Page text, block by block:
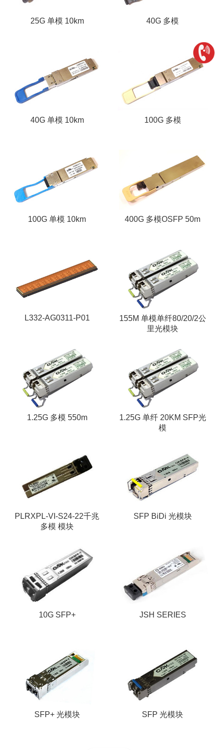
25G 单模 10km 40G 多模
40G 单模 10km 100G 多模
100G 单模 10km 400G 多模OSFP 50m
L332-AG0311-P01
155M 单模单纤80/20/2公
里光模块
1.25G 多模 550m
1.25G 单纤 20KM SFP光
模
PLRXPL-VI-S24-22千兆
多模 模块
SFP BiDi 光模块
10G SFP+ JSH SERIES
SFP+ 光模块 SFP 光模块